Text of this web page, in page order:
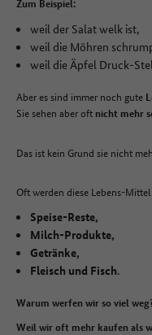
Zum Beispiel:
weil der Salat welk ist,
weil die Möhren
weil die Äpfel Druck-
Aber es sind immer noch gute
Sie sehen aber oft nicht mehr
Das ist kein Grund sie nicht
Oft werden diese Lebens-
Speise-Reste,
Milch-Produkte,
Getränke,
Fleisch und Fisch.
Warum werfen wir so viel
Weil wir oft mehr kaufen als